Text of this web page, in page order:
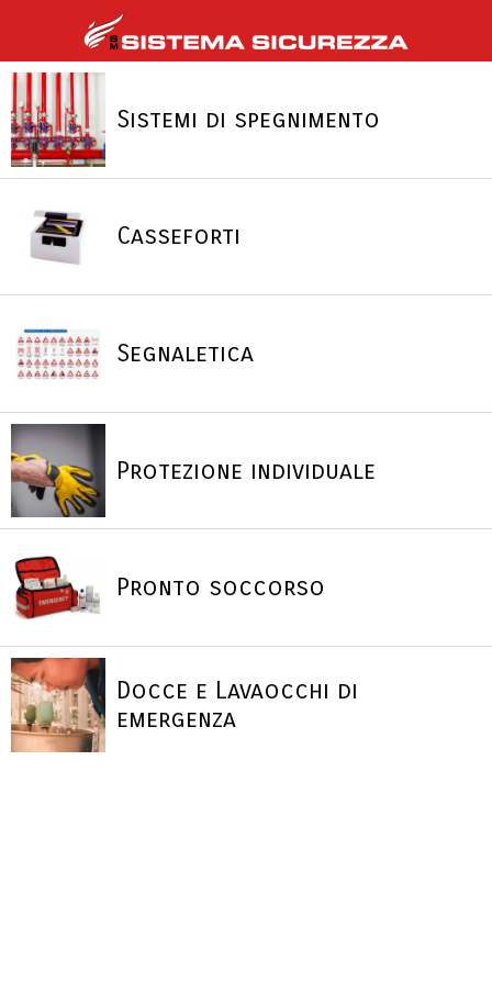
Sistemi di spegnimento
Casseforti
Segnaletica
Protezione individuale
Pronto soccorso
Docce e Lavaocchi di
emergenza